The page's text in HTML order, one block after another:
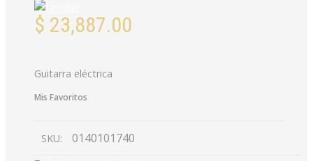
$ 23,887.00
Guitarra eléctrica
Mis Favoritos
SKU: 0140101740